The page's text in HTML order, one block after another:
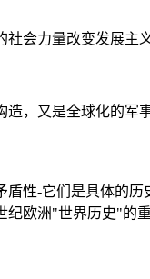
会力量改变发展主
，又是全球化的军
性-它们是具体的
欧洲"世界历史"的